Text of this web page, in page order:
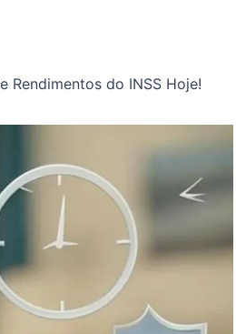
Rendimentos do INSS Hoje!